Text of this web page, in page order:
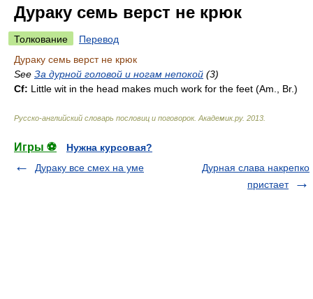
Дураку семь верст не крюк
Толкование
Перевод
Дураку семь верст не крюк
See За дурной головой и ногам непокой (3)
Cf: Little wit in the head makes much work for the feet (Am. Br.)
Русско-английский словарь пословиц и поговорок. Академик.ру. 2013
Игры ⚽
Нужна курсовая?
Дураку все смех на уме
Дурная слава накрепко
пристает